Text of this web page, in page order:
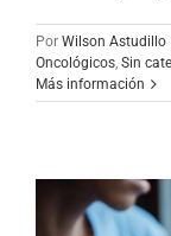
Por Wilson Astudillo
Oncológicos, Sin
Más información